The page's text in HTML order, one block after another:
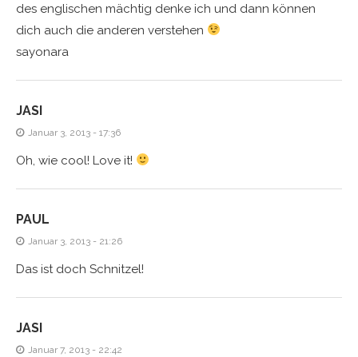
des englischen mächtig denke ich und dann können
dich auch die anderen verstehen
sayonara
JASI
Januar 3, 2013 - 17:36
Oh, wie cool! Love it!
PAUL
Januar 3, 2013 - 21:26
Das ist doch Schnitzel!
JASI
Januar 7, 2013 - 22:42